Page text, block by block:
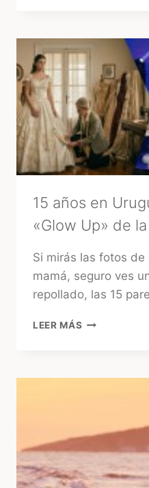
URUGUAY:
CÓMO
ELEGIR
LA
MEJOR
OPCIÓN
15 años en
«Glow Up» de
Si mirás las fotos
mamá, seguro ves
repollado, las 15
LEER MÁS 15
EL
DE
LA